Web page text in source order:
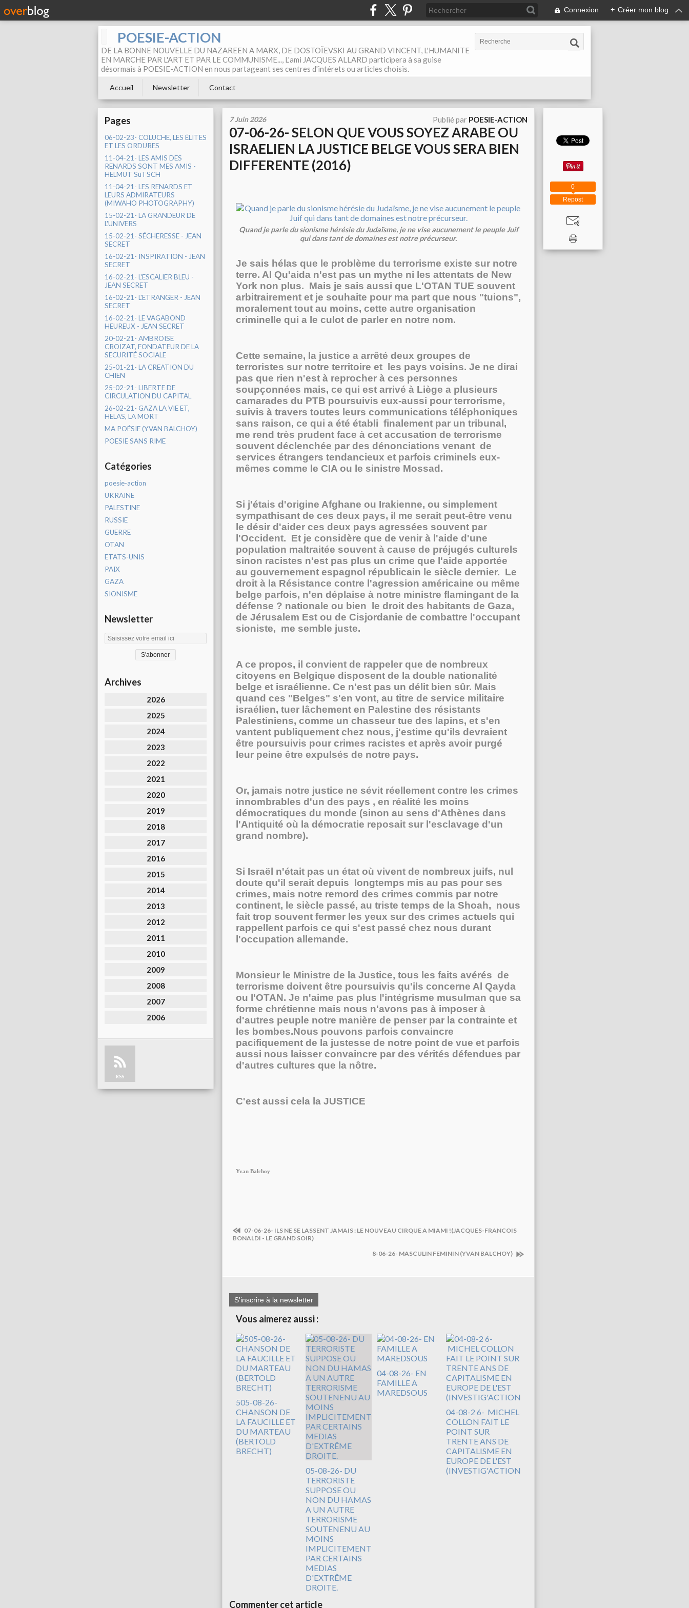
Connexion + Créer mon blog
POESIE-ACTION
DE LA BONNE NOUVELLE DU NAZAREEN A MARX, DE DOSTOÏEVSKI AU GRAND VINCENT, L'HUMANITE
EN MARCHE PAR L'ART ET PAR LE COMMUNISME..., L'ami JACQUES ALLARD participera à sa guise
désormais à POESIE-ACTION en nous partageant ses centres d'intérets ou articles choisis.
Accueil Newsletter Contact
Pages
06-02-23- COLUCHE, LES ÉLITES
ET LES ORDURES
11-04-21- LES AMIS DES
RENARDS SONT MES AMIS -
HELMUT SüTSCH
11-04-21- LES RENARDS ET
LEURS ADMIRATEURS
(MIWAHO PHOTOGRAPHY)
15-02-21- LA GRANDEUR DE
L'UNIVERS
15-02-21- SÉCHERESSE - JEAN
SECRET
16-02-21- INSPIRATION - JEAN
SECRET
16-02-21- L'ESCALIER BLEU -
JEAN SECRET
16-02-21- L'ETRANGER - JEAN
SECRET
16-02-21- LE VAGABOND
HEUREUX - JEAN SECRET
20-02-21- AMBROISE
CROIZAT, FONDATEUR DE LA
SECURITÉ SOCIALE
25-01-21- LA CREATION DU
CHIEN
25-02-21- LIBERTE DE
CIRCULATION DU CAPITAL
26-02-21- GAZA LA VIE ET,
HELAS, LA MORT
MA POÉSIE (YVAN BALCHOY)
POESIE SANS RIME
Catégories
poesie-action
UKRAINE
PALESTINE
RUSSIE
GUERRE
OTAN
ETATS-UNIS
PAIX
GAZA
SIONISME
Newsletter
Archives
2026
2025
2024
2023
2022
2021
2020
2019
2018
2017
2016
2015
2014
2013
2012
2011
2010
2009
2008
2007
2006
RSS
7 Juin 2026 Publié par POESIE-ACTION
07-06-26- SELON QUE VOUS SOYEZ ARABE OU
ISRAELIEN LA JUSTICE BELGE VOUS SERA BIEN
DIFFERENTE (2016)
Quand je parle du sionisme hérésie du Judaïsme, je ne vise aucunement le peuple Juif
qui dans tant de domaines est notre précurseur.
Je sais hélas que le problème du terrorisme existe sur notre
terre. Al Qu'aida n'est pas un mythe ni les attentats de New
York non plus. Mais je sais aussi que L'OTAN TUE souvent
arbitrairement et je souhaite pour ma part que nous "tuions",
moralement tout au moins, cette autre organisation
criminelle qui a le culot de parler en notre nom.
Cette semaine, la justice a arrêté deux groupes de
terroristes sur notre territoire et les pays voisins. Je ne dirai
pas que rien n'est à reprocher à ces personnes
soupçonnées mais, ce qui est arrivé à Liège a plusieurs
camarades du PTB poursuivis eux-aussi pour terrorisme,
suivis à travers toutes leurs communications téléphoniques
sans raison, ce qui a été établi finalement par un tribunal,
me rend très prudent face à cet accusation de terrorisme
souvent déclenchée par des dénonciations venant de
services étrangers tendancieux et parfois criminels eux-
mêmes comme le CIA ou le sinistre Mossad.
Si j'étais d'origine Afghane ou Irakienne, ou simplement
sympathisant de ces deux pays, il me serait peut-être venu
le désir d'aider ces deux pays agressées souvent par
l'Occident. Et je considère que de venir à l'aide d'une
population maltraitée souvent à cause de préjugés culturels
sinon racistes n'est pas plus un crime que l'aide apportée
au gouvernement espagnol républicain le siècle dernier. Le
droit à la Résistance contre l'agression américaine ou même
belge parfois, n'en déplaise à notre ministre flamingant de la
défense ? nationale ou bien le droit des habitants de Gaza,
de Jérusalem Est ou de Cisjordanie de combattre l'occupant
sioniste, me semble juste.
A ce propos, il convient de rappeler que de nombreux
citoyens en Belgique disposent de la double nationalité
belge et israélienne. Ce n'est pas un délit bien sûr. Mais
quand ces "Belges" s'en vont, au titre de service militaire
israélien, tuer lâchement en Palestine des résistants
Palestiniens, comme un chasseur tue des lapins, et s'en
vantent publiquement chez nous, j'estime qu'ils devraient
être poursuivis pour crimes racistes et après avoir purgé
leur peine être expulsés de notre pays.
Or, jamais notre justice ne sévit réellement contre les crimes
innombrables d'un des pays , en réalité les moins
démocratiques du monde (sinon au sens d'Athènes dans
l'Antiquité où la démocratie reposait sur l'esclavage d'un
grand nombre).
Si Israël n'était pas un état où vivent de nombreux juifs, nul
doute qu'il serait depuis longtemps mis au pas pour ses
crimes, mais notre remord des crimes commis par notre
continent, le siècle passé, au triste temps de la Shoah, nous
fait trop souvent fermer les yeux sur des crimes actuels qui
rappellent parfois ce qui s'est passé chez nous durant
l'occupation allemande.
Monsieur le Ministre de la Justice, tous les faits avérés de
terrorisme doivent être poursuivis qu'ils concerne Al Qayda
ou l'OTAN. Je n'aime pas plus l'intégrisme musulman que sa
forme chrétienne mais nous n'avons pas à imposer à
d'autres peuple notre manière de penser par la contrainte et
les bombes.Nous pouvons parfois convaincre
pacifiquement de la justesse de notre point de vue et parfois
aussi nous laisser convaincre par des vérités défendues par
d'autres cultures que la nôtre.
C'est aussi cela la JUSTICE
Yvan Balchoy
07-06-26- ILS NE SE LASSENT JAMAIS : LE NOUVEAU CIRQUE A MIAMI !(JACQUES-FRANCOIS
BONALDI - LE GRAND SOIR)
8-06-26- MASCULIN FEMININ (YVAN BALCHOY)
S'inscrire à la newsletter
Vous aimerez aussi :
505-08-26-
CHANSON DE
LA FAUCILLE ET
DU MARTEAU
(BERTOLD
BRECHT)
05-08-26- DU
TERRORISTE
SUPPOSE OU
NON DU HAMAS
A UN AUTRE
TERRORISME
SOUTENENU AU
MOINS
IMPLICITEMENT
PAR CERTAINS
MEDIAS
D'EXTRÊME
DROITE.
04-08-26- EN
FAMILLE A
MAREDSOUS
04-08-2 6- MICHEL
COLLON FAIT LE
POINT SUR
TRENTE ANS DE
CAPITALISME EN
EUROPE DE L'EST
(INVESTIG'ACTION
Commenter cet article
Repost
0